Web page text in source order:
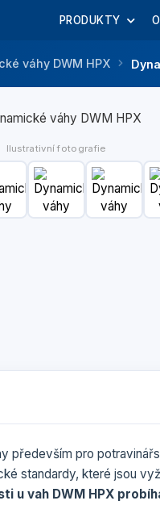
PRODUKTY
váhy DWM HPX
Ilustrativní fotografie
především pro
standardy, které jsou
u vah DWM HPX